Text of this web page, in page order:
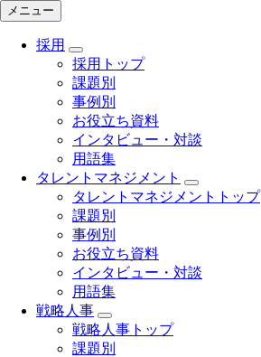
メニュー
採用
採用トップ
課題別
事例別
お役立ち資料
インタビュー・対談
用語集
タレントマネジメント
タレントマネジメントトップ
課題別
事例別
お役立ち資料
インタビュー・対談
用語集
戦略人事
戦略人事トップ
課題別